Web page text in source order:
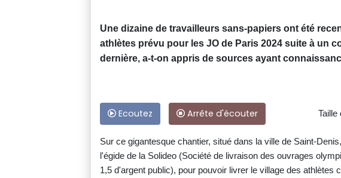
Une dizaine de travailleurs sans-papiers ont été
athlètes prévu pour les JO de Paris 2024 suite à un
dernière, a-t-on appris de sources ayant
Ecoutez Arrête d'écouter Taille
Sur ce gigantesque chantier, situé dans la ville de Saint-
l'égide de la Solideo (Société de livraison des ouvrages
1,5 d'argent public), pour pouvoir livrer le village des athlètes